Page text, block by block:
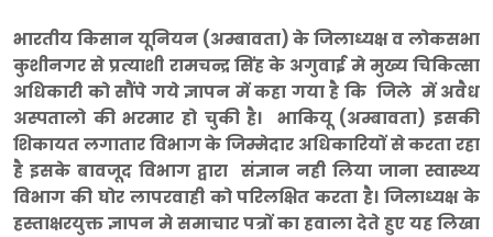
भारतीय किसान यूनियन (अम्बावता) के जिलाध्यक्ष व लोकसभा
कुशीनगर से प्रत्याशी रामचन्द्र सिंह के अगुवाई मे मुख्य चिकित्सा
अधिकारी को सौंपे गये ज्ञापन में कहा गया है कि जिले में अवैध
अस्पतालो की भरमार हो चुकी है। भाकियू (अम्बावता) इसकी
शिकायत लगातार विभाग के जिम्मेदार अधिकारियों से करता रहा
है इसके बावजूद विभाग द्वारा संज्ञान नही लिया जाना स्वास्थ्य
विभाग की घोर लापरवाही को परिलक्षित करता है। जिलाध्यक्ष के
हस्ताक्षरयुक्त ज्ञापन मे समाचार पत्रों का हवाला देते हुए यह लिखा